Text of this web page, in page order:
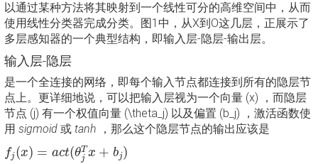
以通过某种方法将其映射到一个线性可分的高维空间中，从而
使用线性分类器完成分类。图1中，从X到O这几层，正展示了
多层感知器的一个典型结构，即输入层-隐层-输出层。
输入层-隐层
是一个全连接的网络，即每个输入节点都连接到所有的隐层节
点上。更详细地说，可以把输入层视为一个向量 (x) ，而隐层
节点 (j) 有一个权值向量 (\theta_j) 以及偏置 (b_j) ，激活函数使
用 sigmoid 或 tanh ，那么这个隐层节点的输出应该是
fj (x) = act(θT
j x + bj)
fj x = j Tx+ )